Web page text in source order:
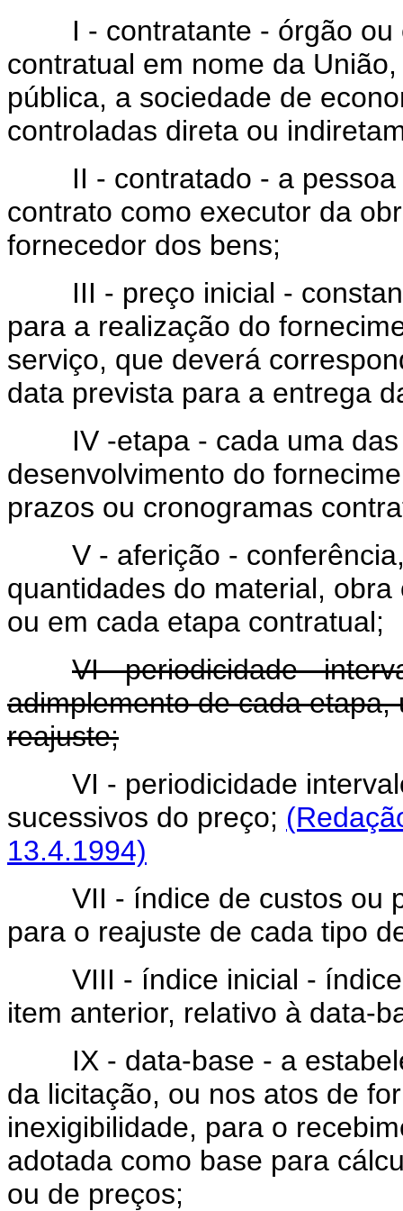
I - contratante - órgão ou
contratual em nome da
pública, a sociedade de
controladas direta ou
II - contratado - a pessoa
contrato como executor da
fornecedor dos bens;
III - preço inicial -
para a realização do
serviço, que deverá
data prevista para a entrega
IV -etapa - cada uma das
desenvolvimento do
prazos ou cronogramas
V - aferição - conferência,
quantidades do material,
ou em cada etapa contratual;
VI - periodicidade -
adimplemento de cada
reajuste;
VI - periodicidade
sucessivos do preço;
13.4.1994)
VII - índice de custos ou
para o reajuste de cada tipo
VIII - índice inicial - índice
item anterior, relativo à data-
IX - data-base - a
da licitação, ou nos atos de
inexigibilidade, para o
adotada como base para
ou de preços;